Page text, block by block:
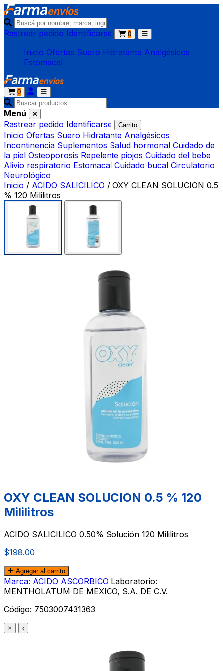
Rastrear pedido Identificarse 0
Inicio Ofertas Suero Hidratante Analgésicos
Estomacal
0
Menú
Rastrear pedido Identificarse Carrito
Inicio Ofertas Suero Hidratante Analgésicos
Incontinencia Suplementos Salud hormonal Cuidado de
la piel Osteoporosis Repelente piojos Cuidado del bebe
Alivio respiratorio Estomacal Cuidado bucal Circulatorio
Neurológico
Inicio / ACIDO SALICILICO / OXY CLEAN SOLUCION 0.5
% 120 Mililitros
OXY CLEAN SOLUCION 0.5 % 120
Mililitros
ACIDO SALICILICO 0.50% Solución 120 Mililitros
$198.00
Agregar al carrito
Marca: ACIDO ASCORBICO Laboratorio:
MENTHOLATUM DE MEXICO, S.A. DE C.V.
Código: 7503007431363
× ‹